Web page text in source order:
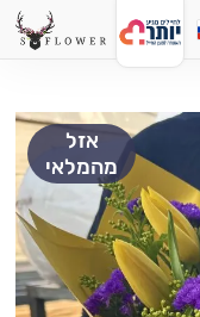
אזל
מהמלאי